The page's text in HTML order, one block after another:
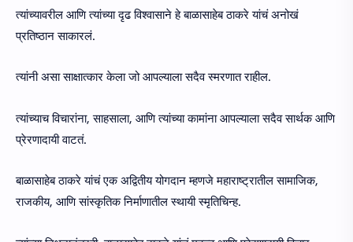
त्यांच्यावरील आणि त्यांच्या दृढ विश्वासाने हे बाळासाहेब ठाकरे यांचं अनोखं
प्रतिष्ठान साकारलं.
त्यांनी असा साक्षात्कार केला जो आपल्याला सदैव स्मरणात राहील.
त्यांच्याच विचारांना, साहसाला, आणि त्यांच्या कामांना आपल्याला सदैव सार्थक आणि
प्रेरणादायी वाटतं.
बाळासाहेब ठाकरे यांचं एक अद्वितीय योगदान म्हणजे महाराष्ट्रातील सामाजिक,
राजकीय, आणि सांस्कृतिक निर्माणातील स्थायी स्मृतिचिन्ह.